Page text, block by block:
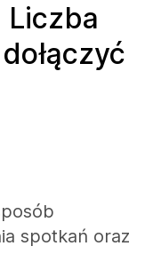
Liczba
spotkań oraz